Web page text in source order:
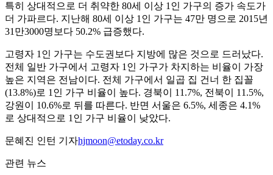
특히 상대적으로 더 취약한 80세 이상 1인 가구의 증가 속도가
더 가파르다. 지난해 80세 이상 1인 가구는 47만 명으로 2015년
31만3000명보다 50.2% 급증했다.
고령자 1인 가구는 수도권보다 지방에 많은 것으로 드러났다.
전체 일반 가구에서 고령자 1인 가구가 차지하는 비율이 가장
높은 지역은 전남이다. 전체 가구에서 일곱 집 건너 한 집꼴
(13.8%)로 1인 가구 비율이 높다. 경북이 11.7%, 전북이 11.5%,
강원이 10.6%로 뒤를 따른다. 반면 서울은 6.5%, 세종은 4.1%
로 상대적으로 1인 가구 비율이 낮았다.
문혜진 인턴 기자hjmoon@etoday.co.kr
관련 뉴스